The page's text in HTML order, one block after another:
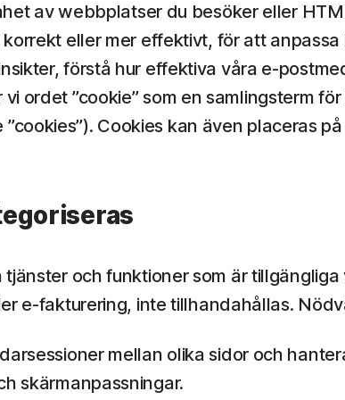
av webbplatser du besöker eller
eller mer effektivt, för att
förstå hur effektiva våra e-
ordet ”cookie” som en samlingsterm
Cookies kan även placeras
och funktioner som är
e-fakturering, inte tillhandahållas.
mellan olika sidor och
skärmanpassningar.